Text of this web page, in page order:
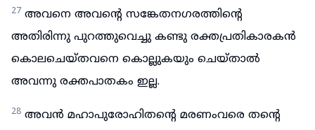
27 അവനെ അവന്റെ സങ്കേതനഗരത്തിന്റെ
അതിരിന്നു പുറത്തുവെച്ചു കണ്ടു രക്തപ്രതികാരകൻ
കൊലചെയ്തവനെ കൊല്ലുകയും ചെയ്താൽ
അവന്നു രക്തപാതകം ഇല്ല.
28 അവൻ മഹാപുരോഹിതന്റെ മരണംവരെ തന്റെ